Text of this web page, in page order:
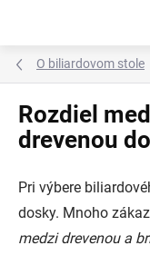
O biliardovom stole
Rozdiel
drevenou
Pri výbere
dosky. Mnoho
medzi drevenou a